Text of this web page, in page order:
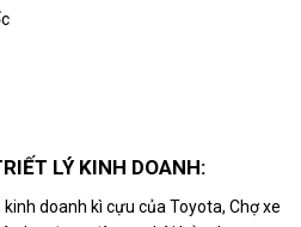
LÝ KINH DOANH:
doanh kì cựu của Toyota, Chợ xe